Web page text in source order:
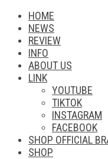
HOME
NEWS
REVIEW
INFO
ABOUT US
LINK
YOUTUBE
TIKTOK
INSTAGRAM
FACEBOOK
SHOP OFFICIAL
SHOP